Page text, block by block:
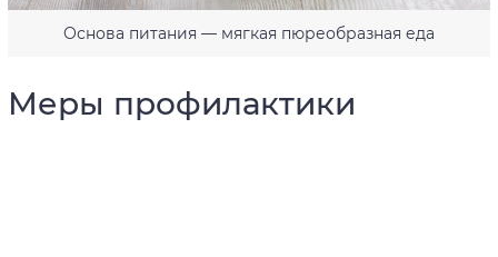
Основа питания — мягкая пюреобразная еда
Меры профилактики